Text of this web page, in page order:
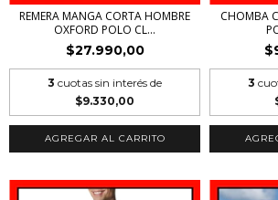
REMERA MANGA CORTA HOMBRE
OXFORD POLO CL...
$27.990,00
3 cuotas sin interés de
$9.330,00
AGREGAR AL CARRITO
CHOMBA
3